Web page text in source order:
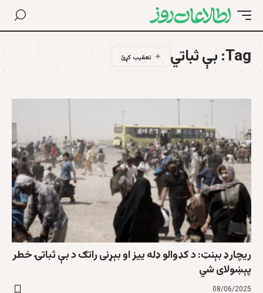
Tag: بې ثباتي
ریچارډ بېنټ: د کډوالو ډله ییز او بېړنی راتګ د بې ثباتۍ خطر
پېښولای شي
08/06/2025